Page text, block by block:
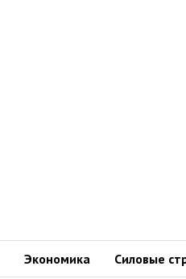
Экономика Силовые